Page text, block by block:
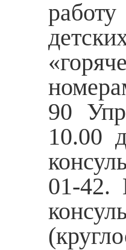
90
10.00
01-42.